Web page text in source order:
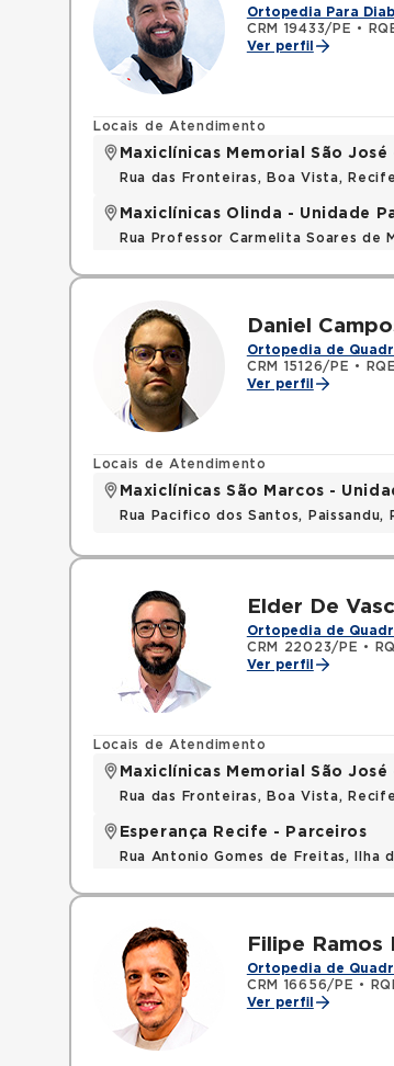
Ortopedia Para
CRM 19433/PE •
Ver perfil
Locais de Atendimento
Maxiclínicas Memorial São
Rua das Fronteiras, Boa Vista,
Maxiclínicas Olinda - Unidade
Rua Professor Carmelita Soares de
Daniel
Ortopedia de
CRM 15126/PE •
Ver perfil
Locais de Atendimento
Maxiclínicas São Marcos -
Rua Pacifico dos Santos, Paissandu,
Elder De
Ortopedia de
CRM 22023/PE •
Ver perfil
Locais de Atendimento
Maxiclínicas Memorial São
Rua das Fronteiras, Boa Vista,
Esperança Recife - Parceiros
Rua Antonio Gomes de Freitas,
Filipe Ramos
Ortopedia de
CRM 16656/PE •
Ver perfil